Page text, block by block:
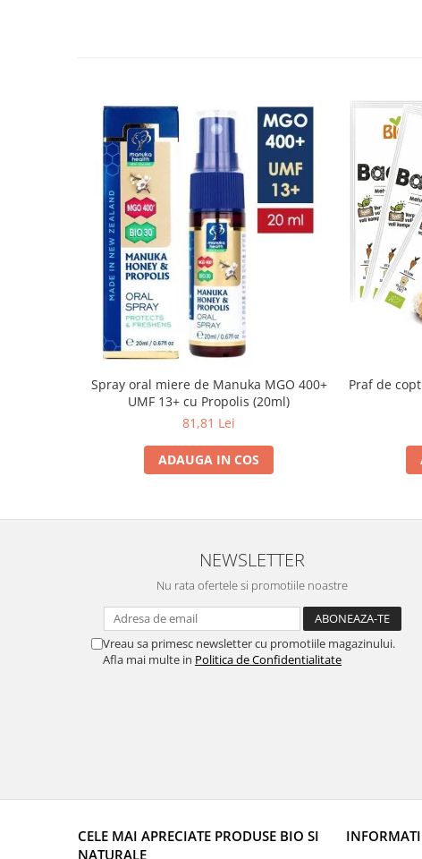
Spray oral miere de Manuka MGO 400+
UMF 13+ cu Propolis (20ml)
81,81 Lei
ADAUGA IN COS
Praf de
NEWSLETTER
Nu rata ofertele si promotiile noastre
Vreau sa primesc newsletter cu promotiile magazinului.
Afla mai multe in Politica de Confidentialitate
CELE MAI APRECIATE PRODUSE BIO SI
NATURALE